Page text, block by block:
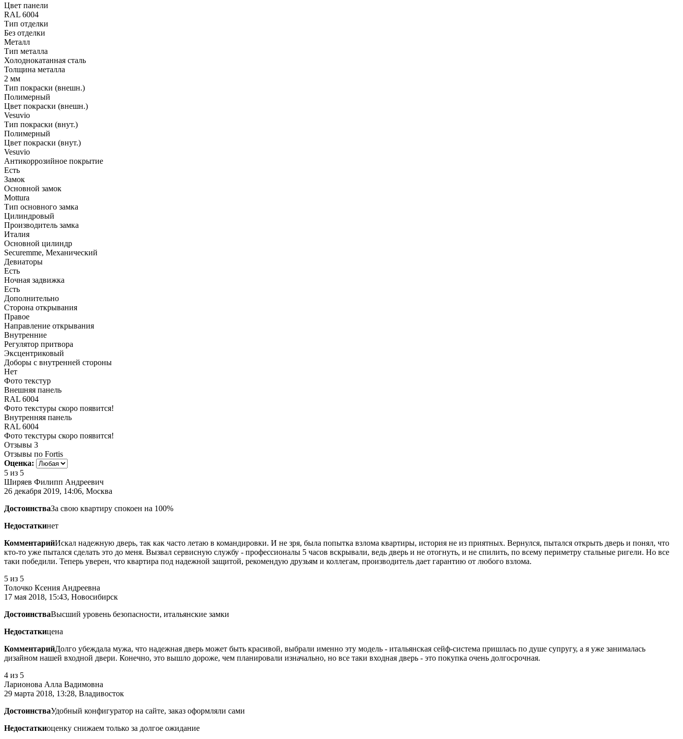
Цвет панели
RAL 6004
Тип отделки
Без отделки
Металл
Тип металла
Холоднокатанная сталь
Толщина металла
2 мм
Тип покраски (внешн.)
Полимерный
Цвет покраски (внешн.)
Vesuvio
Тип покраски (внут.)
Полимерный
Цвет покраски (внут.)
Vesuvio
Антикоррозийное покрытие
Есть
Замок
Основной замок
Mottura
Тип основного замка
Цилиндровый
Производитель замка
Италия
Основной цилиндр
Securemme, Механический
Девиаторы
Есть
Ночная задвижка
Есть
Дополнительно
Сторона открывания
Правое
Направление открывания
Внутренние
Регулятор притвора
Эксцентриковый
Доборы с внутренней стороны
Нет
Фото текстур
Внешняя панель
RAL 6004
Фото текстуры скоро появится!
Внутренняя панель
RAL 6004
Фото текстуры скоро появится!
Отзывы 3
Отзывы по Fortis
Оценка:
5 из 5
Ширяев Филипп Андреевич
26 декабря 2019, 14:06, Москва
ДостоинстваЗа свою квартиру спокоен на 100%
Недостаткинет
КомментарийИскал надежную дверь, так как часто летаю в командировки. И не зря, была попытка взлома квартиры, история не из приятных. Вернулся, пытался открыть дверь и понял, что
кто-то уже пытался сделать это до меня. Вызвал сервисную службу - профессионалы 5 часов вскрывали, ведь дверь и не отогнуть, и не спилить, по всему периметру стальные ригели. Но все
таки победили. Теперь уверен, что квартира под надежной защитой, рекомендую друзьям и коллегам, производитель дает гарантию от любого взлома.
5 из 5
Толочко Ксения Андреевна
17 мая 2018, 15:43, Новосибирск
ДостоинстваВысший уровень безопасности, итальянские замки
Недостаткицена
КомментарийДолго убеждала мужа, что надежная дверь может быть красивой, выбрали именно эту модель - итальянская сейф-система пришлась по душе супругу, а я уже занималась
дизайном нашей входной двери. Конечно, это вышло дороже, чем планировали изначально, но все таки входная дверь - это покупка очень долгосрочная.
4 из 5
Ларионова Алла Вадимовна
29 марта 2018, 13:28, Владивосток
ДостоинстваУдобный конфигуратор на сайте, заказ оформляли сами
Недостаткиоценку снижаем только за долгое ожидание